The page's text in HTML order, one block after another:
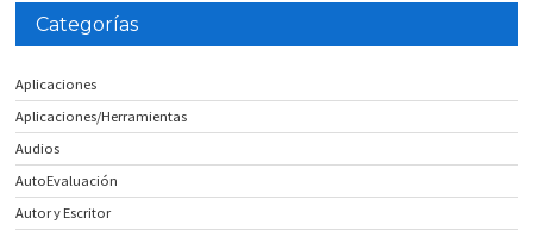
Categorías
Aplicaciones
Aplicaciones/Herramientas
Audios
AutoEvaluación
Autor y Escritor